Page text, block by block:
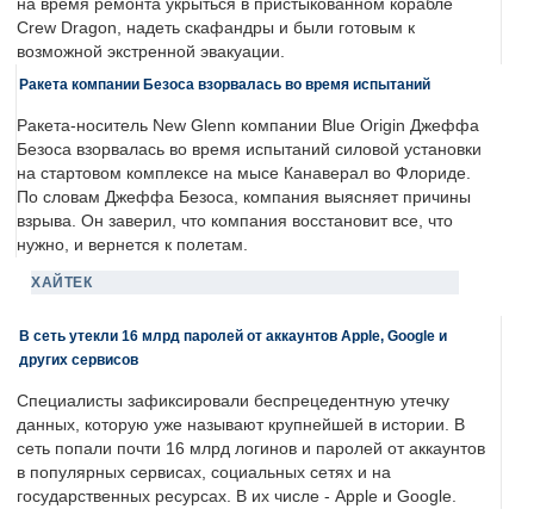
на время ремонта укрыться в пристыкованном корабле
Crew Dragon, надеть скафандры и были готовым к
возможной экстренной эвакуации.
Ракета компании Безоса взорвалась во время испытаний
Ракета-носитель New Glenn компании Blue Origin Джеффа
Безоса взорвалась во время испытаний силовой установки
на стартовом комплексе на мысе Канаверал во Флориде.
По словам Джеффа Безоса, компания выясняет причины
взрыва. Он заверил, что компания восстановит все, что
нужно, и вернется к полетам.
ХАЙТЕК
В сеть утекли 16 млрд паролей от аккаунтов Apple, Google и
других сервисов
Специалисты зафиксировали беспрецедентную утечку
данных, которую уже называют крупнейшей в истории. В
сеть попали почти 16 млрд логинов и паролей от аккаунтов
в популярных сервисах, социальных сетях и на
государственных ресурсах. В их числе - Apple и Google.